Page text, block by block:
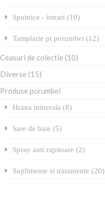
Sputnice - intrari (10)
Tamplarie pt porumbei (12)
Ceasuri de colectie (10)
Diverse (15)
Produse porumbei
Hrana minerala (8)
Sare de baie (5)
Spray anti rapitoare (2)
Suplimente si tratamente (20)